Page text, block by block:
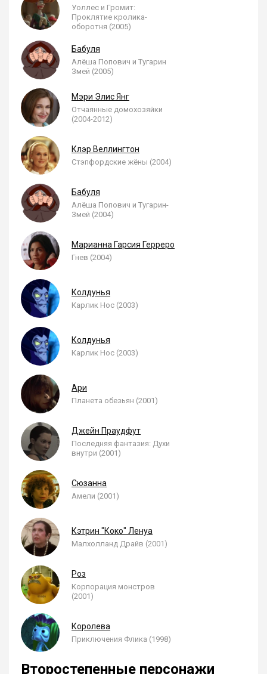
Уоллес и Громит:
Проклятие кролика-
оборотня (2005)
Бабуля
Алёша Попович и Тугарин
Змей (2005)
Мэри Элис Янг
Отчаянные домохозяйки
(2004-2012)
Клэр Веллингтон
Стэпфордские жёны (2004)
Бабуля
Алёша Попович и Тугарин-
Змей (2004)
Марианна Гарсия Герреро
Гнев (2004)
Колдунья
Карлик Нос (2003)
Колдунья
Карлик Нос (2003)
Ари
Планета обезьян (2001)
Джейн Праудфут
Последняя фантазия: Духи
внутри (2001)
Сюзанна
Амели (2001)
Кэтрин "Коко" Ленуа
Малхолланд Драйв (2001)
Роз
Корпорация монстров
(2001)
Королева
Приключения Флика (1998)
Второстепенные персонажи